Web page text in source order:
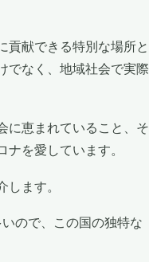
貢献できる特別な場所と
でなく、地域社会で実際
に恵まれていること、そ
を愛しています。
ます。
ので、この国の独特な